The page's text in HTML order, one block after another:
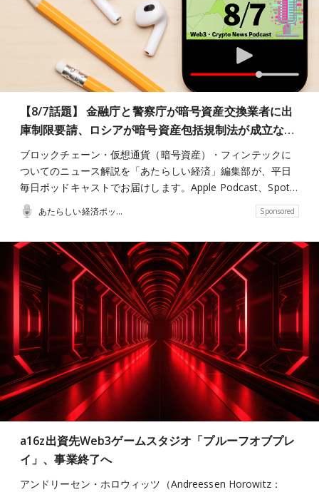
【8/7話題】 金融庁と警察庁が暗号資産交換業者に出
庫制限要請、ロシアが暗号資産包括規制法が成立な…
ブロックチェーン・仮想通貨（暗号資産）・フィンテックに
ついてのニュース解説を「あたらしい経済」編集部が、平日
毎日ポッドキャストでお届けします。Apple Podcast、Spot…
あたらしい経済ポッドキャスト Sponsored
a16z出資先Web3ゲームスタジオ「プルーフオブプレ
イ」、事業終了へ
アンドリーセン・ホロウィッツ（Andreessen Horowitz：